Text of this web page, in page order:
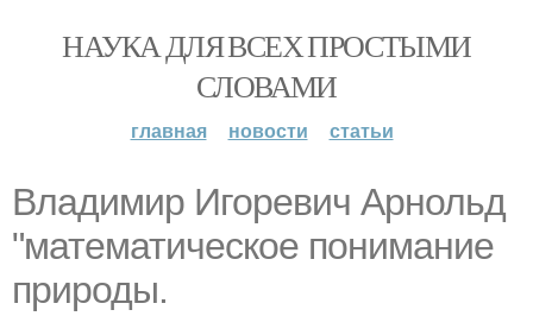
НАУКА ДЛЯ ВСЕХ ПРОСТЫМИ
СЛОВАМИ
главная новости статьи
Владимир Игоревич Арнольд
"математическое понимание
природы.